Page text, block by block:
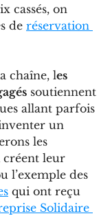
cassés, on
de réservation
chaîne, les
soutiennent
allant parfois
un
les
créent leur
l’exemple des
qui ont reçu
Solidaire